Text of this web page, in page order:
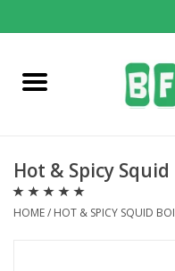
Home
Pop-Ups
Hot & Spicy
HOME/ HOT & SPICY SQUID